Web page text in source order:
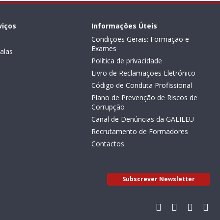
Informações Úteis
Condições Gerais: Formação e
Exames
Política de privacidade
Livro de Reclamações Eletrónico
Código de Conduta Profissional
Plano de Prevenção de Riscos de
Corrupção
Canal de Denúncias da GALILEU
Recrutamento de Formadores
Contactos
Subscrever Newsletter